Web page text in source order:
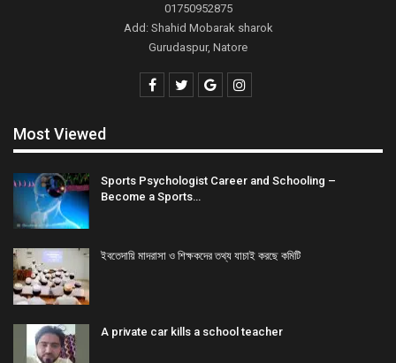
01750952875
Add: Shahid Mobarak sharok
Gurudaspur, Natore
Most Viewed
Sports Psychologist Career and Schooling –
Become a Sports…
ইবতেদায়ি মাদরাসা ও শিক্ষকদের তথ্য যাচাই করছে কমিটি
A private car kills a school teacher